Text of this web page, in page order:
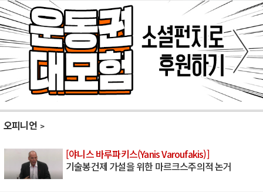
오피니언
[야니스 바루파키스(Yanis Varoufakis)]
기술봉건제 가설을 위한 마르크스주의적 논거